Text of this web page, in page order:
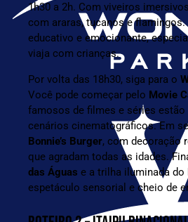
1h30 a 2h. Com viveiros
com araras, tucanos e flamingos.
educativo e emocionante,
viaja com crianças.
Por volta das 18h30, siga para o
Você pode começar pelo Movie
famosos de filmes e séries estão
cenários cinematográficos. Em
Bonnie’s Burger, com decoração
que agradam todas as idades.
das Águas e a trilha iluminada do
espetáculo sensorial e cheio de